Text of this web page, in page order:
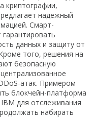
криптографии,
надежный
Смарт-
данных и защиту от
того, решения на
безопасную
атак. Примером
блокчейн-платформа
для отслеживания
набирать